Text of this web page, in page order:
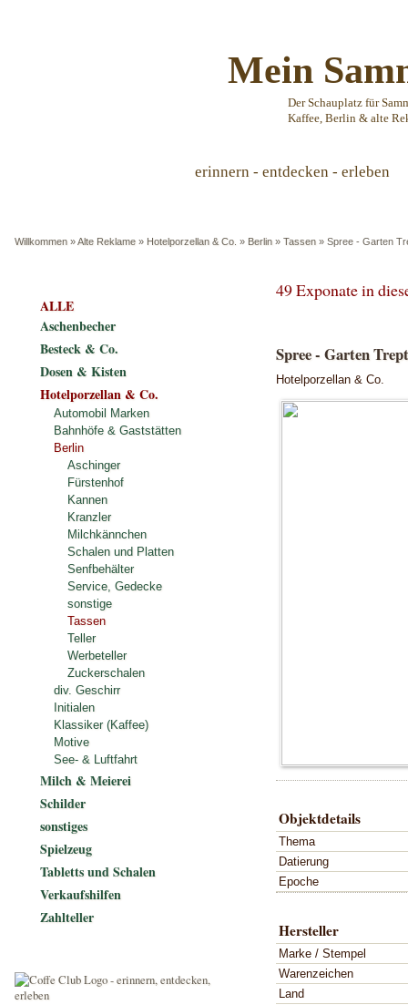
Mein
Der Schauplatz für
Kaffee, Berlin & alte
erinnern - entdecken - erleben
Willkommen »Alte Reklame » Hotelporzellan & Co. » Berlin » Tassen » Spree - Garten
49 Exponate in
Spree - Garten
Hotelporzellan & Co.
Objektdetails
Thema
Datierung
Epoche
Hersteller
Marke / Stempel
Warenzeichen
Land
ALLE
Aschenbecher
Besteck & Co.
Dosen & Kisten
Hotelporzellan & Co.
Automobil Marken
Bahnhöfe & Gaststätten
Berlin
Aschinger
Fürstenhof
Kannen
Kranzler
Milchkännchen
Schalen und Platten
Senfbehälter
Service, Gedecke
sonstige
Tassen
Teller
Werbeteller
Zuckerschalen
div. Geschirr
Initialen
Klassiker (Kaffee)
Motive
See- & Luftfahrt
Milch & Meierei
Schilder
sonstiges
Spielzeug
Tabletts und Schalen
Verkaufshilfen
Zahlteller